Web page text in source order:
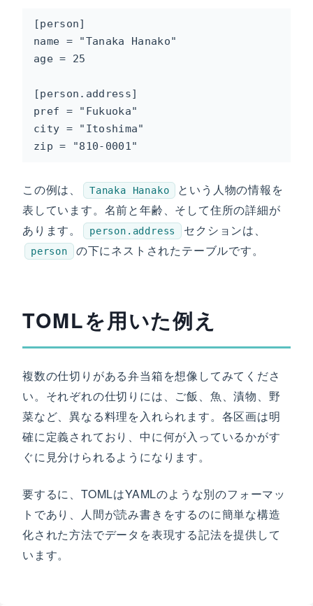
[person]
name = "Tanaka Hanako"
age = 25
[person.address]
pref = "Fukuoka"
city = "Itoshima"
zip = "810-0001"
この例は、 Tanaka Hanako
という人物の情報を
表しています。名前と年齢、そして住所の詳細が
あります。
person.address セクションは、
person の下にネストされたテーブルです。
TOMLを用いた例え
複数の仕切りがある弁当箱を想像してみてくださ
い。それぞれの仕切りには、ご飯、魚、漬物、野
菜など、異なる料理を入れられます。各区画は明
確に定義されており、中に何が入っているかがす
ぐに見分けられるようになります。
要するに、TOMLはYAMLのような別のフォーマッ
トであり、人間が読み書きをするのに簡単な構造
化された方法でデータを表現する記法を提供して
います。